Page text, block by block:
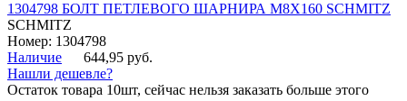
1304798 БОЛТ ПЕТЛЕВОГО ШАРНИРА М8Х160 SCHMITZ
SCHMITZ
Номер: 1304798
Наличие
644,95 руб.
Нашли дешевле?
Остаток товара 10шт, сейчас нельзя заказать больше этого